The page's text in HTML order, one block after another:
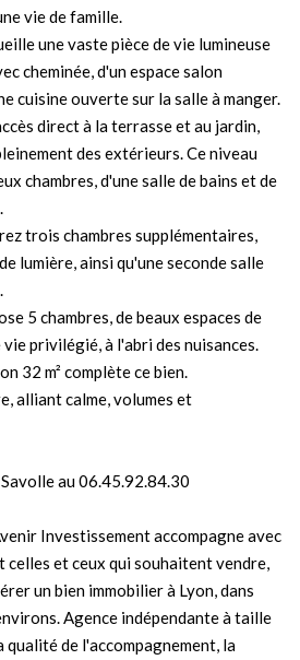
CONTACT
vie de famille.
une vaste pièce de vie lumineuse
cheminée, d'un espace salon
cuisine ouverte sur la salle à manger.
direct à la terrasse et au jardin,
des extérieurs. Ce niveau
chambres, d'une salle de bains et de
trois chambres supplémentaires,
lumière, ainsi qu'une seconde salle
5 chambres, de beaux espaces de
privilégié, à l'abri des nuisances.
32 m² complète ce bien.
alliant calme, volumes et
au 06.45.92.84.30
Investissement accompagne avec
celles et ceux qui souhaitent vendre,
un bien immobilier à Lyon, dans
Agence indépendante à taille
qualité de l'accompagnement, la